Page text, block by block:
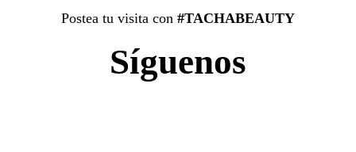
Postea tu visita con #TACHABEAUTY
Síguenos